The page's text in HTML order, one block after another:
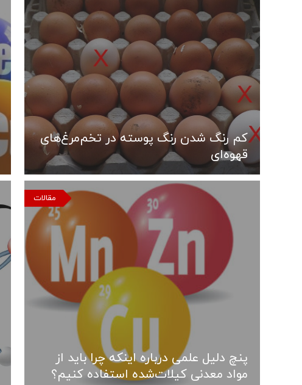
کم رنگ شدن رنگ پوسته در تخم‌مرغ‌های
قهوه‌ای
پنچ دلیل علمی درباره اینکه چرا باید از
مواد معدنی کیلات‌شده استفاده کنیم؟
مقالات